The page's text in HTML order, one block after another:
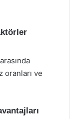
oranları ve